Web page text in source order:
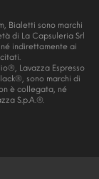
Bialetti sono marchi
di La Capsuleria Srl
indirettamente ai
Lavazza Espresso
sono marchi di
è collegata, né
S.p.A.®.